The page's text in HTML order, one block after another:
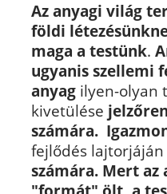
Az anyagi világ
földi
maga a testünk.
ugyanis szellemi
anyag ilyen-olyan
kivetülése
számára.
fejlődés
számára. Mert az